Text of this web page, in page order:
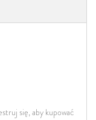
się, aby kupować